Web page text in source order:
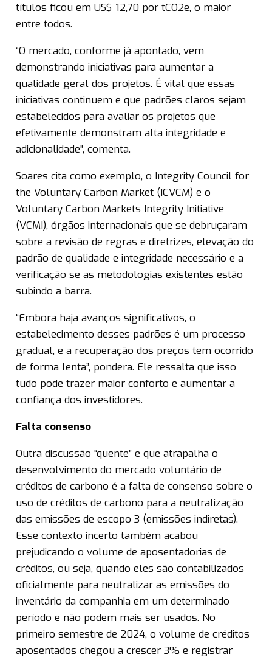
títulos ficou em US$ 12,70 por tCO2e, o maior
entre todos.
“O mercado, conforme já apontado, vem
demonstrando iniciativas para aumentar a
qualidade geral dos projetos. É vital que essas
iniciativas continuem e que padrões claros sejam
estabelecidos para avaliar os projetos que
efetivamente demonstram alta integridade e
adicionalidade”, comenta.
Soares cita como exemplo, o Integrity Council for
the Voluntary Carbon Market (ICVCM) e o
Voluntary Carbon Markets Integrity Initiative
(VCMI), órgãos internacionais que se debruçaram
sobre a revisão de regras e diretrizes, elevação do
padrão de qualidade e integridade necessário e a
verificação se as metodologias existentes estão
subindo a barra.
“Embora haja avanços significativos, o
estabelecimento desses padrões é um processo
gradual, e a recuperação dos preços tem ocorrido
de forma lenta”, pondera. Ele ressalta que isso
tudo pode trazer maior conforto e aumentar a
confiança dos investidores.
Falta consenso
Outra discussão “quente” e que atrapalha o
desenvolvimento do mercado voluntário de
créditos de carbono é a falta de consenso sobre o
uso de créditos de carbono para a neutralização
das emissões de escopo 3 (emissões indiretas).
Esse contexto incerto também acabou
prejudicando o volume de aposentadorias de
créditos, ou seja, quando eles são contabilizados
oficialmente para neutralizar as emissões do
inventário da companhia em um determinado
período e não podem mais ser usados. No
primeiro semestre de 2024, o volume de créditos
aposentados chegou a crescer 3% e registrar